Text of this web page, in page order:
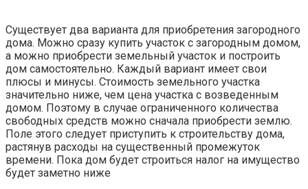
Существует два варианта для приобретения загородного
дома. Можно сразу купить участок с загородным домом,
а можно приобрести земельный участок и построить
дом самостоятельно. Каждый вариант имеет свои
плюсы и минусы. Стоимость земельного участка
значительно ниже, чем цена участка с возведенным
домом. Поэтому в случае ограниченного количества
свободных средств можно сначала приобрести землю.
Поле этого следует приступить к строительству дома,
растянув расходы на существенный промежуток
времени. Пока дом будет строиться налог на имущество
будет заметно ниже